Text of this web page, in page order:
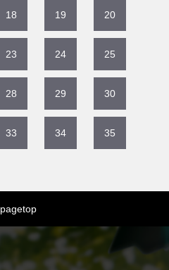
18 19 20
23 24 25
28 29 30
33 34 35
pagetop